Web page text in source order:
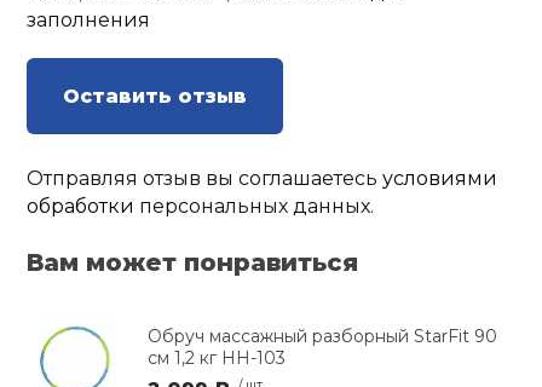
заполнения
Оставить отзыв
Отправляя отзыв вы соглашаетесьусловиями
обработки персональных данных.
Вам может понравиться
Обруч массажный разборный StarFit 90
см 1,2 кг HH-103